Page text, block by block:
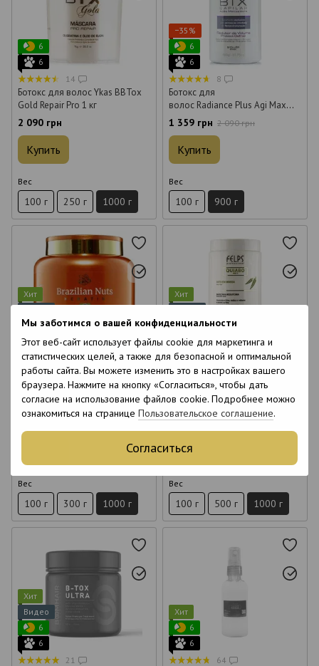
Мы заботимся о вашей конфиденциальности
Этот веб-сайт использует файлы cookie для маркетинга и
статистических целей, а также для безопасной и оптимальной
работы сайта. Вы можете изменить это в настройках вашего
браузера. Нажмите на кнопку «Согласиться», чтобы дать
согласие на использование файлов cookie. Подробнее можно
ознакомиться на странице Пользовательское соглашение.
Согласиться
6
6
14
Ботокс для волос Ykas BBTox
Gold Repair Pro 1 кг
2 090 грн
Купить
Вес
100 г 250 г 1000 г
−35%
6
6
8
Ботокс для
волос Radiance Plus Agi Max
BTX Capilar 900 г
1 359 грн 2 090 грн
Купить
Вес
100 г 900 г
Хит
6
6
12
Ботокс для волос Felps Botox
Brazilian Nuts 1 кг
4 290 грн
Оптовые цены
Вес
100 г 300 г 1000 г
Хит
6
6
26
Ботокс для волос Felps Okra
XBTX Massa 1 кг
3 590 грн
Оптовые цены
Купить
Вес
100 г 500 г 1000 г
Хит
Видео
6
6
21
Хит
6
6
64